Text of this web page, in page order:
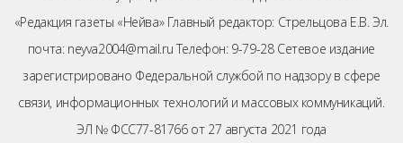
«Редакция газеты «Нейва» Главный редактор: Стрельцова Е.В. Эл.
почта: neyva2004@mail.ru Телефон: 9-79-28 Сетевое издание
зарегистрировано Федеральной службой по надзору в сфере
связи, информационных технологий и массовых коммуникаций.
ЭЛ № ФСС77-81766 от 27 августа 2021 года